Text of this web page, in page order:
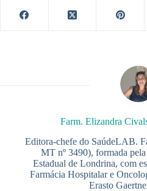
Farm. Elizandra
Editora-chefe do SaúdeLAB.
MT nº 3490), formada
Estadual de Londrina, com
Farmácia Hospitalar e
Erasto